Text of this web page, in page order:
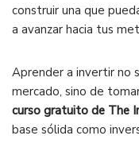
construir una que
a avanzar hacia tus
Aprender a invertir no
mercado, sino de
curso gratuito de The
base sólida como